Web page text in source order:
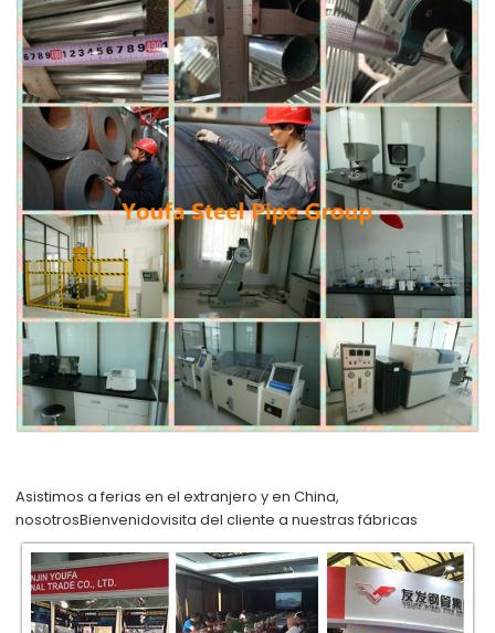
Asistimos a ferias en el extranjero y en China,
nosotrosBienvenidovisita del cliente a nuestras fábricas